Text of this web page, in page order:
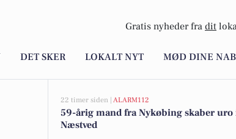
Gratis nyheder fra dit
DET SKER LOKALT NYT MØD DINE
22 timer siden | ALARM112
59-årig mand fra Nykøbing skaber uro
Næstved